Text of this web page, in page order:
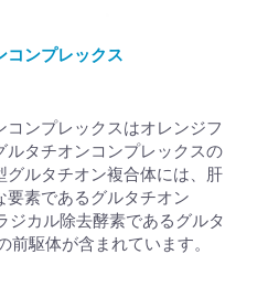
コンプレックス
コンプレックスはオレンジフ
ルタチオンコンプレックスの
グルタチオン複合体には、肝
要素であるグルタチオン
ジカル除去酵素であるグルタ
駆体が含まれています。